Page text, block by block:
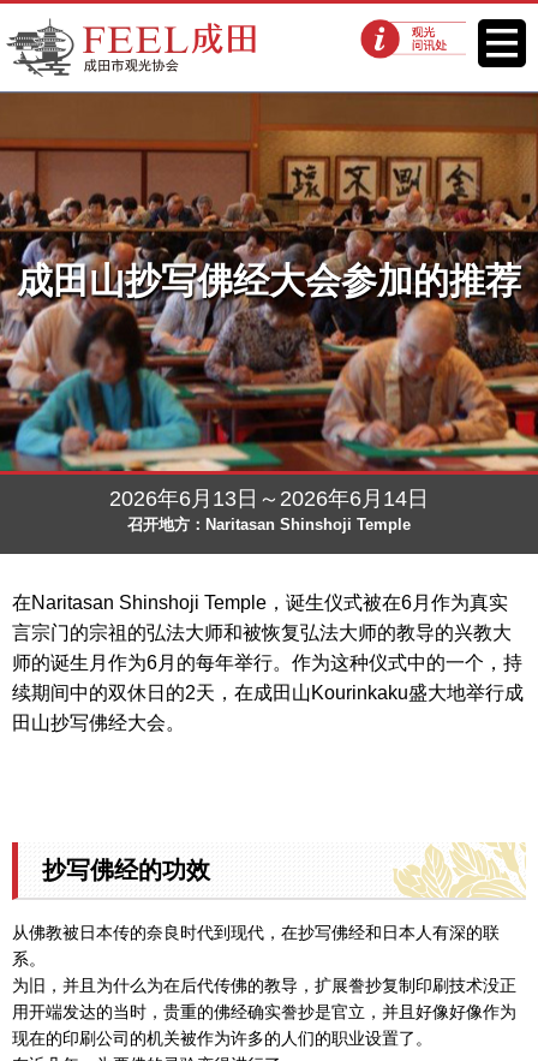
FEEL成田成田市观光协会官方网
站
观光问讯处 菜单
成田山抄写佛经大会参加的推荐
2026年6月13日～2026年6月14日
召开地方：Naritasan Shinshoji Temple
在Naritasan Shinshoji Temple，诞生仪式被在6月作为真实
言宗门的宗祖的弘法大师和被恢复弘法大师的教导的兴教大
师的诞生月作为6月的每年举行。作为这种仪式中的一个，持
续期间中的双休日的2天，在成田山Kourinkaku盛大地举行成
田山抄写佛经大会。
抄写佛经的功效
从佛教被日本传的奈良时代到现代，在抄写佛经和日本人有深的联
系。
为旧，并且为什么为在后代传佛的教导，扩展誊抄复制印刷技术没正
用开端发达的当时，贵重的佛经确实誊抄是官立，并且好像好像作为
现在的印刷公司的机关被作为许多的人们的职业设置了。